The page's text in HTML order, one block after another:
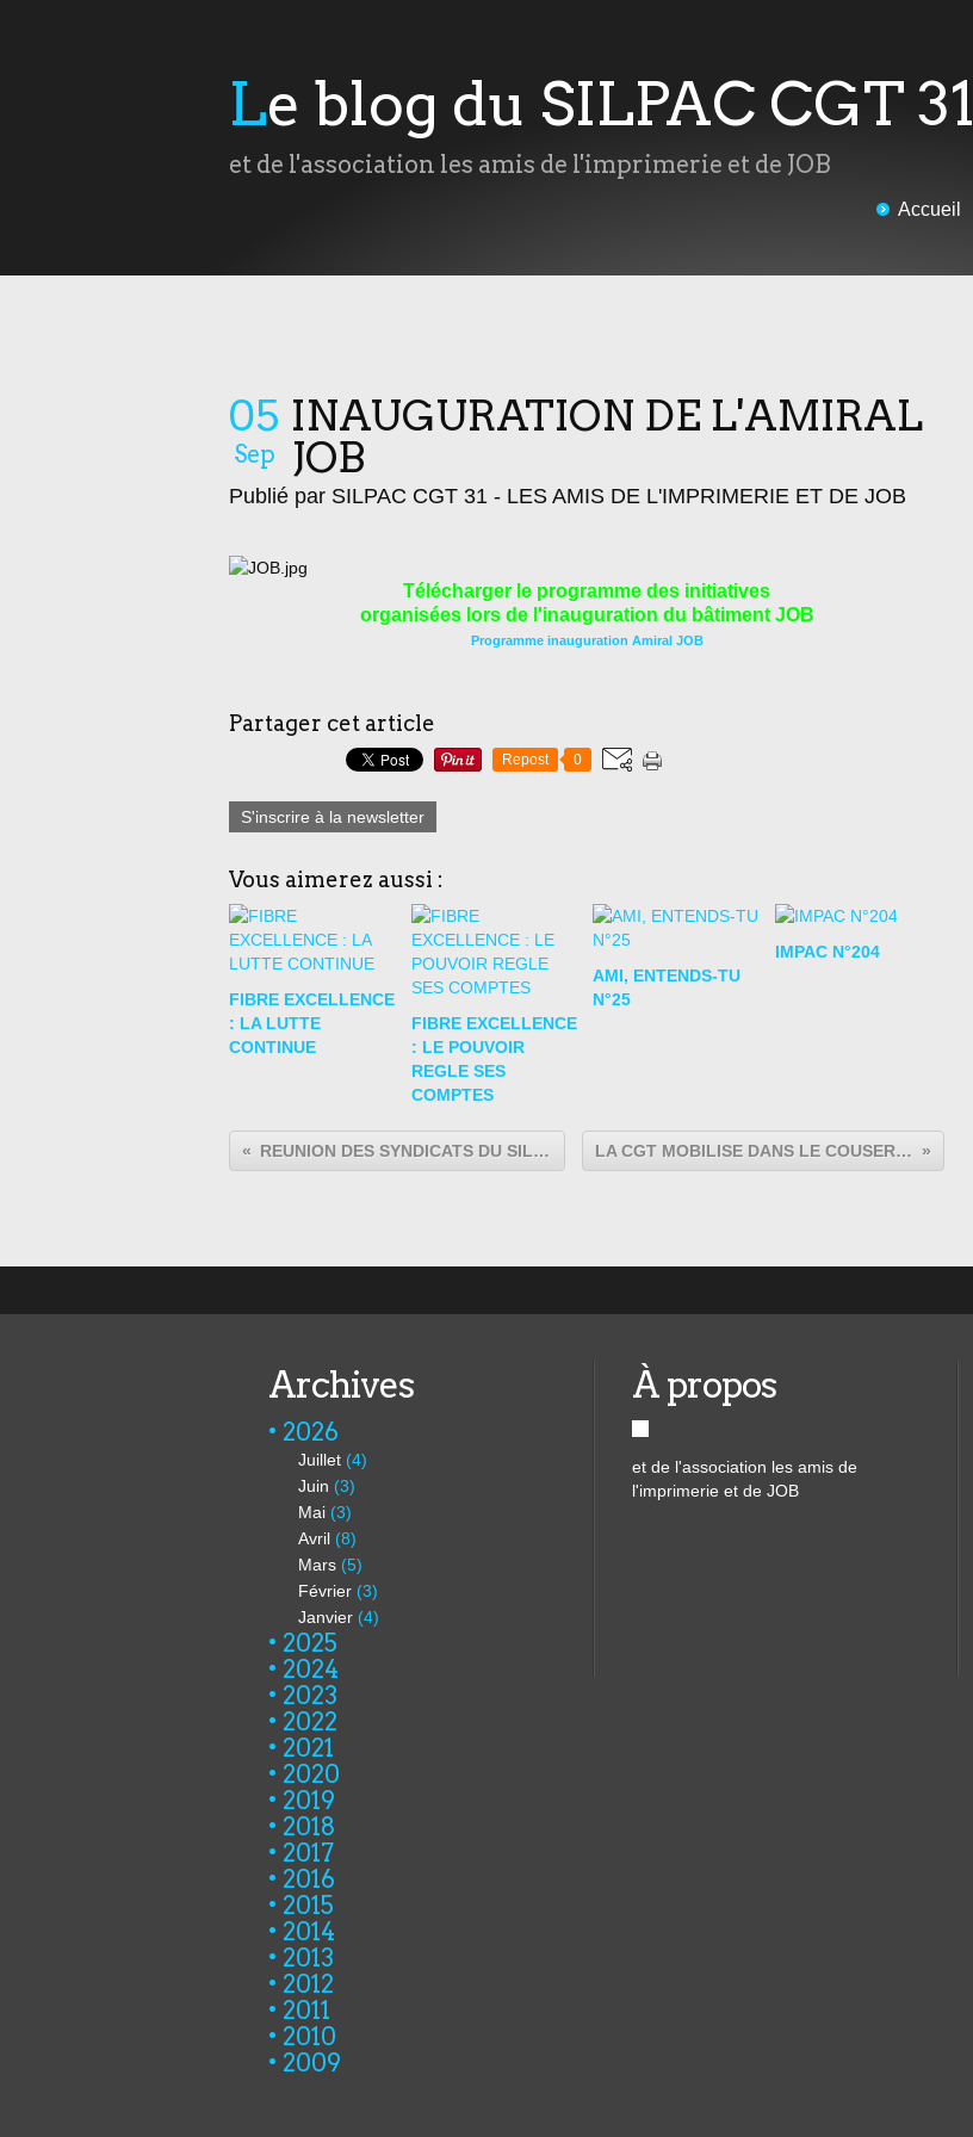
Le blog du SILPAC CGT 31
et de l'association les amis de l'imprimerie et de JOB
Accueil
05
Sep
INAUGURATION DE L'AMIRAL
JOB
Publié par SILPAC CGT 31 - LES AMIS DE L'IMPRIMERIE ET DE JOB
Télécharger le programme des initiatives
organisées lors de l'inauguration du bâtiment JOB
Programme inauguration Amiral JOB
Partager cet article
Repost 0
S'inscrire à la newsletter
Vous aimerez aussi :
FIBRE EXCELLENCE
: LA LUTTE
CONTINUE
FIBRE EXCELLENCE
: LE POUVOIR
REGLE SES
COMPTES
AMI, ENTENDS-TU
N°25
IMPAC N°204
REUNION DES SYNDICATS DU SILPAC LA CGT MOBILISE DANS LE COUSERANS
Archives
2026
Juillet (4)
Juin (3)
Mai (3)
Avril (8)
Mars (5)
Février (3)
Janvier (4)
2025
2024
2023
2022
2021
2020
2019
2018
2017
2016
2015
2014
2013
2012
2011
2010
2009
À propos
et de l'association les amis de
l'imprimerie et de JOB